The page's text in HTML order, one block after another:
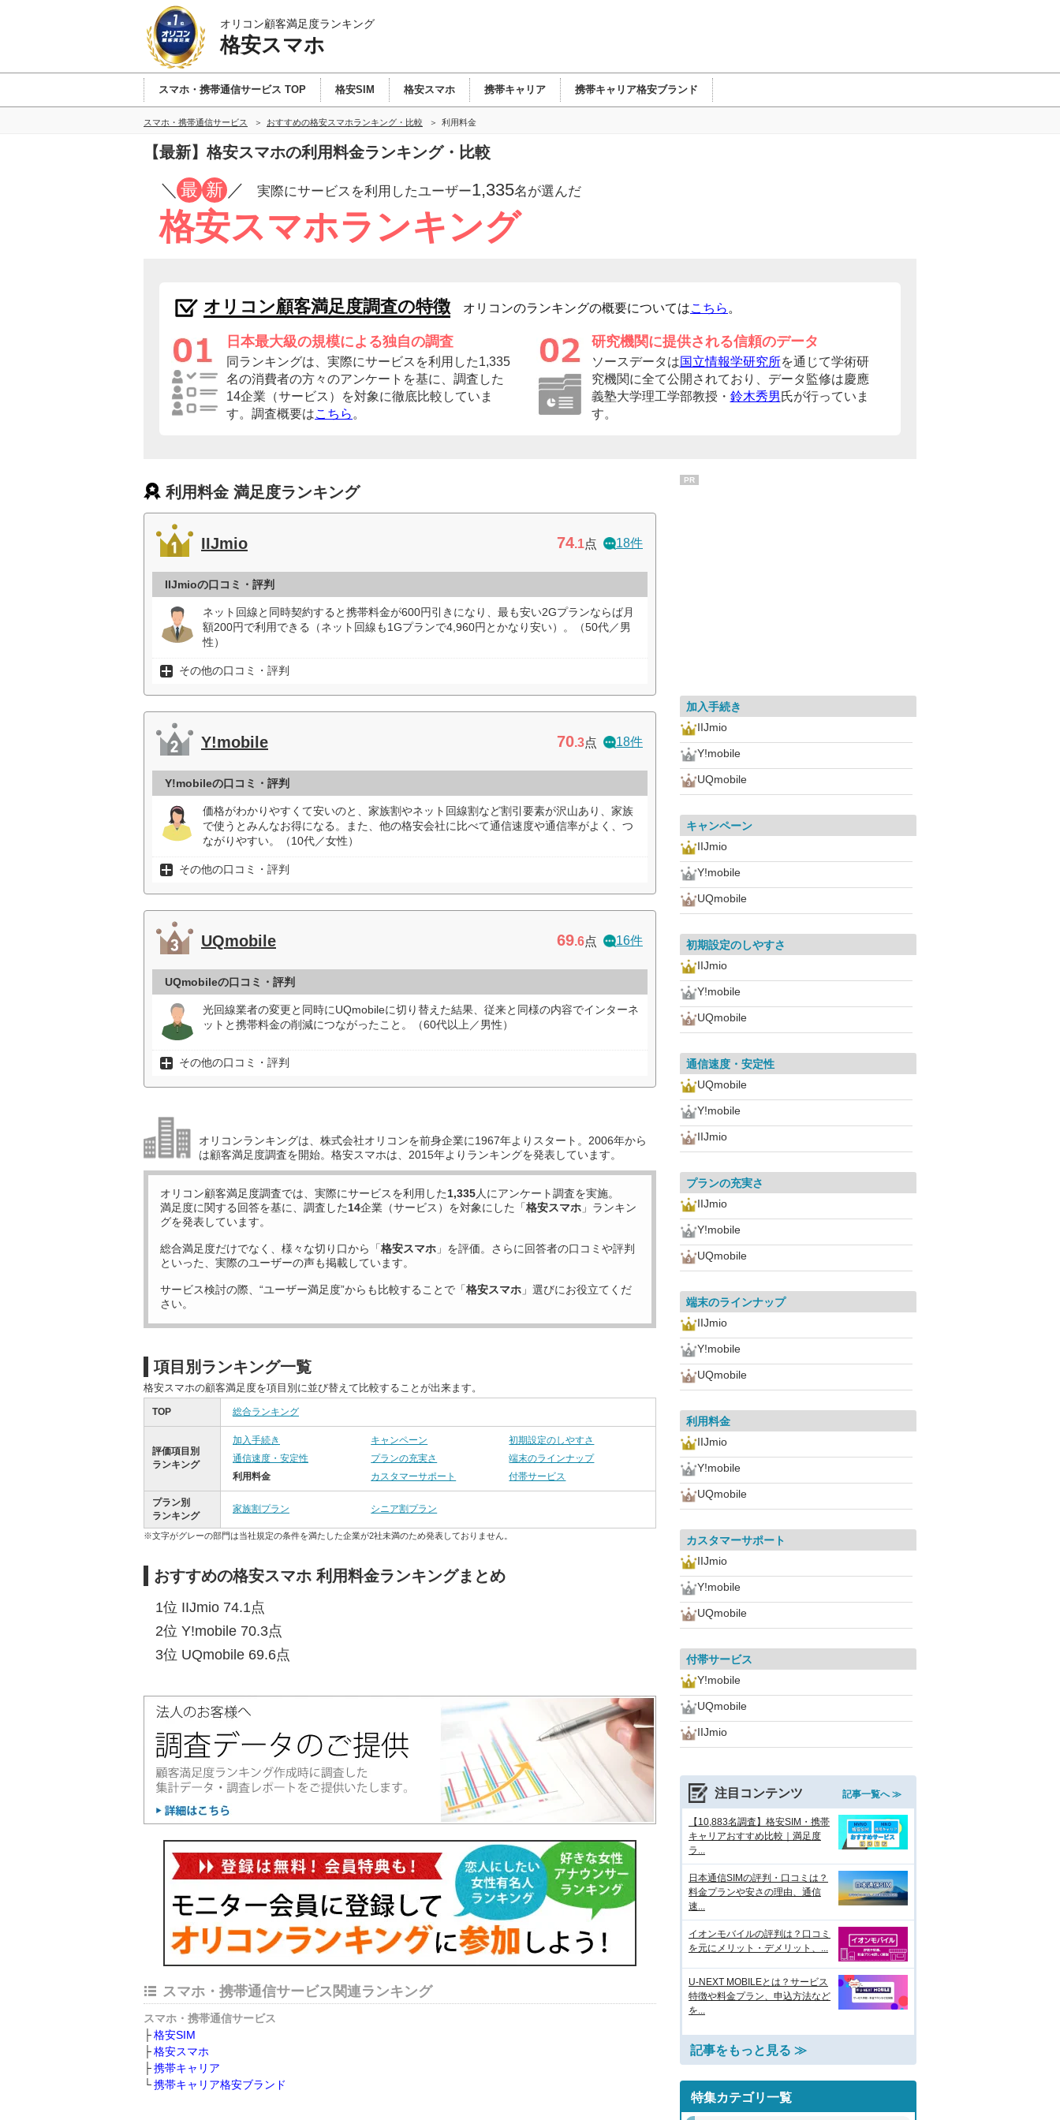
オリコン顧客満足度ランキング
格安スマホ
スマホ・携帯通信サービス TOP 格安SIM 格安スマホ 携帯キャリア 携帯キャリア格安ブランド
スマホ・携帯通信サービス おすすめの格安スマホランキング・比較 利用料金
【最新】格安スマホの利用料金ランキング・比較
／ 最 新 ／ 実際にサービスを利用したユーザー1,335名が選んだ
格安スマホランキング
オリコン顧客満足度調査の特徴 オリコンのランキングの概要についてはこちら 。
日本最大級の規模による独自の調査
同ランキングは、実際にサービスを利用した1,335
名の消費者の方々のアンケートを基に、調査した
14企業（サービス）を対象に徹底比較していま
す。調査概要はこちら 。
研究機関に提供される信頼のデータ
ソースデータは国立情報学研究所を通じて学術研
究機関に全て公開されており、データ監修は慶應
義塾大学理工学部教授・ 鈴木秀男 氏が行っていま
す。
利用料金 満足度ランキング
IIJmio 74.1点 18件
IIJmioの口コミ・評判
ネット回線と同時契約すると携帯料金が600円引きになり、最も安い2Gプランならば月
額200円で利用できる（ネット回線も1Gプランで4,960円とかなり安い）。（50代／男
性）
その他の口コミ・評判
Y!mobile 70.3点 18件
Y!mobileの口コミ・評判
価格がわかりやすくて安いのと、家族割やネット回線割など割引要素が沢山あり、家族
で使うとみんなお得になる。また、他の格安会社に比べて通信速度や通信率がよく、つ
ながりやすい。（10代／女性）
その他の口コミ・評判
UQmobile 69.6点 16件
UQmobileの口コミ・評判
光回線業者の変更と同時にUQmobileに切り替えた結果、従来と同様の内容でインターネ
ットと携帯料金の削減につながったこと。（60代以上／男性）
その他の口コミ・評判
オリコンランキングは、株式会社オリコンを前身企業に1967年よりスタート。2006年から
は顧客満足度調査を開始。格安スマホは、2015年よりランキングを発表しています。
オリコン顧客満足度調査では、実際にサービスを利用した1,335人にアンケート調査を実施。
満足度に関する回答を基に、調査した14企業（サービス）を対象にした「格安スマホ 」ランキン
グを発表しています。
総合満足度だけでなく、様々な切り口から「格安スマホ 」を評価。さらに回答者の口コミや評判
といった、実際のユーザーの声も掲載しています。
サービス検討の際、“ユーザー満足度”からも比較することで「格安スマホ 」選びにお役立てくだ
さい。
項目別ランキング一覧
格安スマホの顧客満足度を項目別に並び替えて比較することが出来ます。
TOP 総合ランキング
評価項目別
ランキング
加入手続き キャンペーン
初期設定のしやすさ
通信速度・安定性
プランの充実さ
端末のラインナップ
利用料金
カスタマーサポート 付帯サービス
プラン別
ランキング
家族割プラン シニア割プラン
※文字がグレーの部門は当社規定の条件を満たした企業が2社未満のため発表しておりません。
おすすめの格安スマホ 利用料金ランキングまとめ
1位 IIJmio 74.1点
2位 Y!mobile 70.3点
3位 UQmobile 69.6点
スマホ・携帯通信サービス関連ランキング
スマホ・携帯通信サービス
格安SIM
格安スマホ
携帯キャリア
携帯キャリア格安ブランド
PR
加入手続き
IIJmio
Y!mobile
UQmobile
キャンペーン
IIJmio
Y!mobile
UQmobile
初期設定のしやすさ
IIJmio
Y!mobile
UQmobile
通信速度・安定性
UQmobile
Y!mobile
IIJmio
プランの充実さ
IIJmio
Y!mobile
UQmobile
端末のラインナップ
IIJmio
Y!mobile
UQmobile
利用料金
IIJmio
Y!mobile
UQmobile
カスタマーサポート
IIJmio
Y!mobile
UQmobile
付帯サービス
Y!mobile
UQmobile
IIJmio
注目コンテンツ 記事一覧へ ≫
【10,883名調査】格安SIM・携帯
キャリアおすすめ比較｜満足度
ラ...
日本通信SIMの評判・口コミは？
料金プランや安さの理由、通信
速...
イオンモバイルの評判は？口コミ
を元にメリット・デメリット、...
U-NEXT MOBILEとは？サービス
特徴や料金プラン、申込方法など
を...
記事をもっと見る ≫
特集カテゴリ一覧